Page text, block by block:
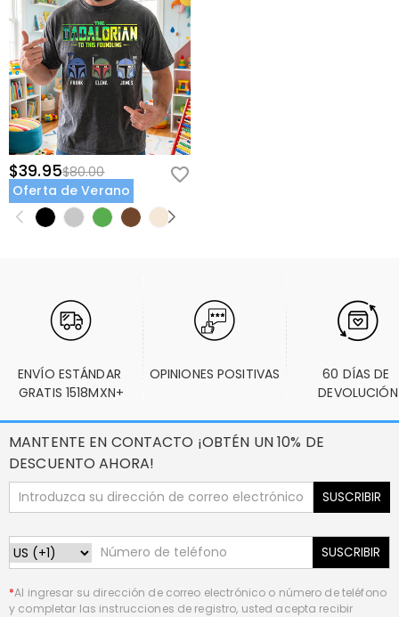
$39.95$80.00
Oferta de Verano
ENVÍO ESTÁNDAR
GRATIS 1518MXN+
OPINIONES POSITIVAS
60 DÍAS DE
DEVOLUCIÓN
MANTENTE EN CONTACTO ¡OBTÉN UN 10% DE
DESCUENTO AHORA!
SUSCRIBIR
SUSCRIBIR
*Al ingresar su dirección de correo electrónico o número de teléfono
y completar las instrucciones de registro, usted acepta recibir